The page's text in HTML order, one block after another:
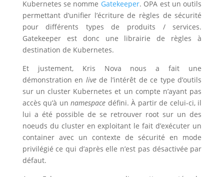
Kubernetes se nomme Gatekeeper. OPA est un outils
permettant d’unifier l’écriture de règles de sécurité
pour différents types de produits / services.
Gatekeeper est donc une librairie de règles à
destination de Kubernetes.
Et justement, Kris Nova nous a fait une
démonstration en livede l’intérêt de ce type d’outils
sur un cluster Kubernetes et un compte n’ayant pas
accès qu’à unnamespace défini. À partir de celui-ci, il
lui a été possible de se retrouver root sur un des
noeuds du cluster en exploitant le fait d’exécuter un
container avec un contexte de sécurité en mode
privilégié ce qui d’après elle n’est pas désactivée par
défaut.